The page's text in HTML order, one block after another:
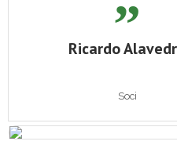
Ricardo
Soci